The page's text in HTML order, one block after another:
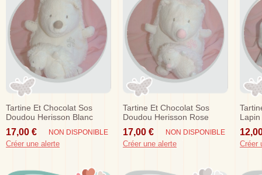
Tartine Et Chocolat Sos
Doudou Herisson Blanc
Musical Bebe 20 Cm
17,00 € NON DISPONIBLE
Créer une alerte
Tartine Et Chocolat Sos
Doudou Herisson Rose
Musical Bebe 20 Cm
17,00 € NON DISPONIBLE
Créer une alerte
Sos
Créer